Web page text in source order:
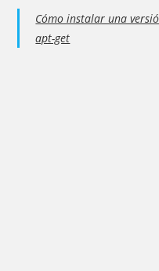
Cómo instalar una
apt-get